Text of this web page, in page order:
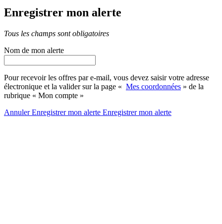
Enregistrer mon alerte
Tous les champs sont obligatoires
Nom de mon alerte
Pour recevoir les offres par e-mail, vous devez saisir votre adresse
électronique et la valider sur la page « Mes coordonnées » de la
rubrique « Mon compte »
AnnulerEnregistrer mon alerte Enregistrermon alerte